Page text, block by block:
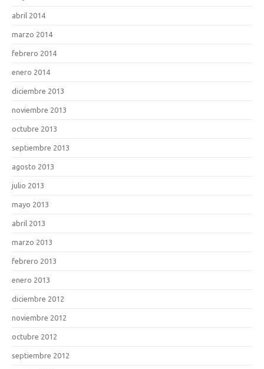
abril 2014
marzo 2014
febrero 2014
enero 2014
diciembre 2013
noviembre 2013
octubre 2013
septiembre 2013
agosto 2013
julio 2013
mayo 2013
abril 2013
marzo 2013
febrero 2013
enero 2013
diciembre 2012
noviembre 2012
octubre 2012
septiembre 2012